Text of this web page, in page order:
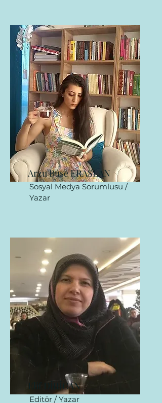
Arzu Buse ERASLAN
Sosyal Medya Sorumlusu /
Yazar
Elif DİRİCAN
Editör / Yazar